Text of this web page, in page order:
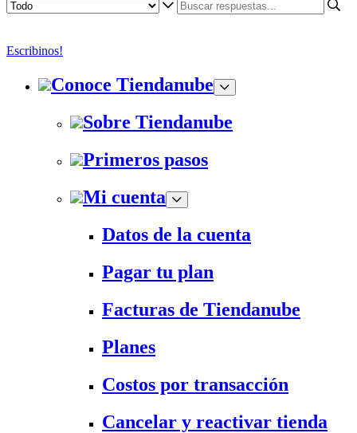
Escribinos!
Conoce Tiendanube
Sobre Tiendanube
Primeros pasos
Mi cuenta
Datos de la cuenta
Pagar tu plan
Facturas de Tiendanube
Planes
Costos por transacción
Cancelar y reactivar tienda